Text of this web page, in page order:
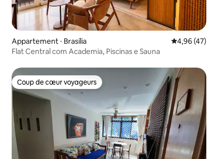
Appartement ⋅ Brasília Évaluation
4,96 (47)
Flat Central com Academia, Piscinas e Sauna
Coup de cœur voyageurs
Coup de cœur voyageurs